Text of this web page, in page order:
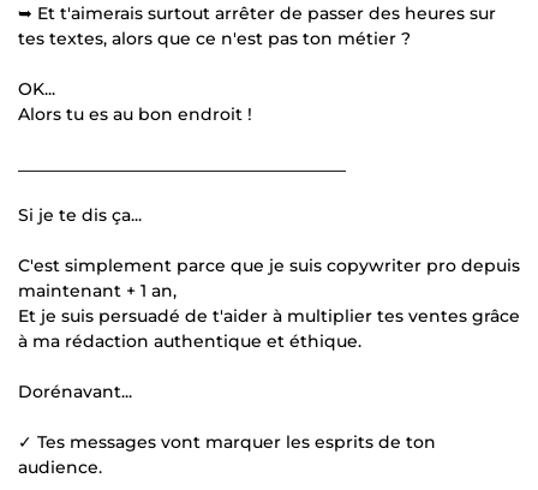
➥ Et t'aimerais surtout arrêter de passer des heures sur
tes textes, alors que ce n'est pas ton métier ?
OK...
Alors tu es au bon endroit !
Si je te dis ça...
C'est simplement parce que je suis copywriter pro depuis
maintenant + 1 an,
Et je suis persuadé de t'aider à multiplier tes ventes grâce
à ma rédaction authentique et éthique.
Dorénavant...
✓ Tes messages vont marquer les esprits de ton
audience.